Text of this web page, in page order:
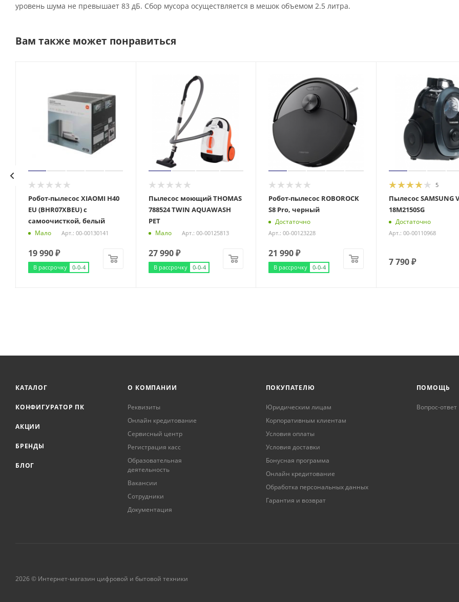
уровень шума не превышает 83 дБ. Сбор мусора осуществляется в мешок объемом 2.5 литра.
Вам также может понравиться
Робот-пылесос XIAOMI H40
EU (BHR07XBEU) с
самоочисткой, белый
Мало Арт.: 00-00130141
19 990₽
В рассрочку 0-0-4
Пылесос моющий THOMAS
788524 TWIN AQUAWASH
PET
Мало Арт.: 00-00125813
27 990₽
В рассрочку 0-0-4
Робот-пылесос ROBOROCK
S8 Pro, черный
Достаточно
Арт.: 00-00123228
21 990₽
В рассрочку 0-0-4
5
Пылесос SAMSUNG
18M2150SG
Достаточно
Арт.: 00-00110968
7 790₽
КАТАЛОГ
КОНФИГУРАТОР ПК
АКЦИИ
БРЕНДЫ
БЛОГ
О КОМПАНИИ
Реквизиты
Онлайн кредитование
Сервисный центр
Регистрация касс
Образовательная
деятельность
Вакансии
Сотрудники
Документация
ПОКУПАТЕЛЮ
Юридическим лицам
Корпоративным клиентам
Условия оплаты
Условия доставки
Бонусная программа
Онлайн кредитование
Обработка персональных данных
Гарантия и возврат
ПОМОЩЬ
Вопрос-ответ
2026 © Интернет-магазин цифровой и бытовой техники